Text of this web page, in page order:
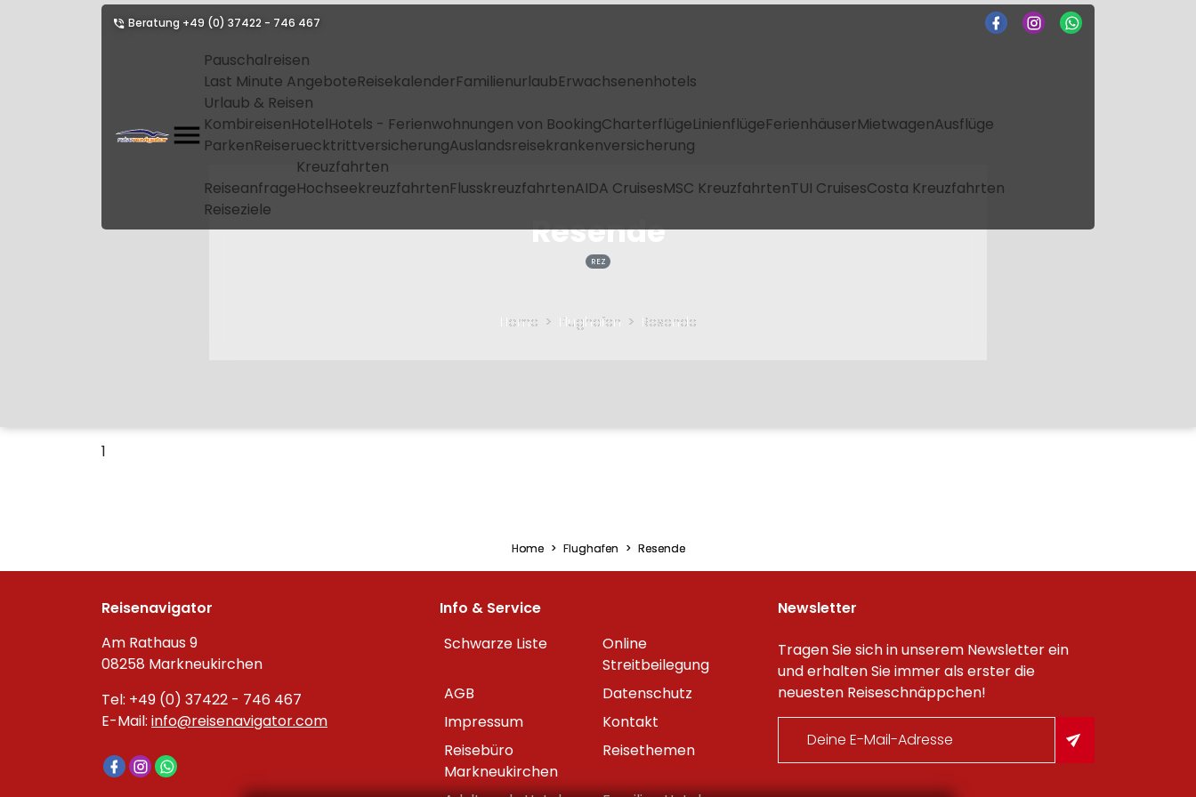
Beratung +49 (0) 37422 - 746 467
Pauschalreisen
Last Minute AngeboteReisekalenderFamilienurlaubErwachsenenhotels
Urlaub & Reisen
KombireisenHotelHotels - Ferienwohnungen von BookingCharterflügeLinienflügeFerienhäuserMietwagenAusflüge
ParkenReiseruecktrittversicherungAuslandsreisekrankenversicherung
Reiseanfrage
Kreuzfahrten
HochseekreuzfahrtenFlusskreuzfahrtenAIDA CruisesMSC KreuzfahrtenTUI CruisesCosta Kreuzfahrten
Reiseziele
Resende
REZ
Home Flughafen Resende
1
Home Flughafen Resende
Reisenavigator
Am Rathaus 9
08258 Markneukirchen
Tel: +49 (0) 37422 - 746 467
E-Mail: info@reisenavigator.com
Info & Service
Schwarze Liste
Online
Streitbeilegung
AGB
Datenschutz
Impressum
Kontakt
Reisebüro
Markneukirchen
Reisethemen
Newsletter
Tragen Sie sich in unserem Newsletter ein
und erhalten Sie immer als erster die
neuesten Reiseschnäppchen!